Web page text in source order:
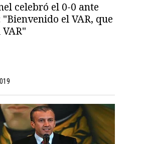
celebró el 0-0 ante
el VAR, que